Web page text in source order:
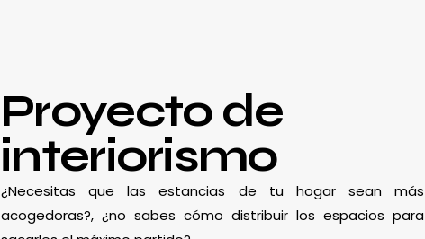
Proyecto de
interiorismo
¿Necesitas que las estancias de tu hogar sean más
acogedoras?, ¿no sabes cómo distribuir los espacios para